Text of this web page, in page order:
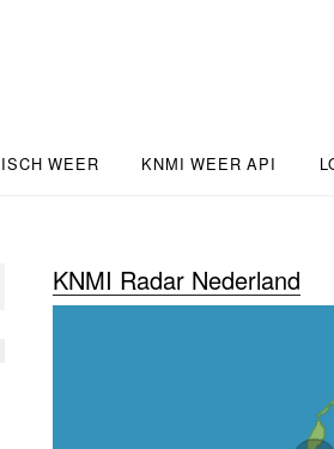
WEER KNMI WEER API
KNMI Radar Nederland